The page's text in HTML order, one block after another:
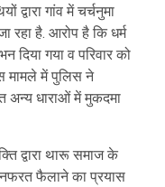
गांव में चर्चनुमा
रहा है. आरोप है कि धर्म
दिया गया व परिवार को
मामले में पुलिस ने
अन्य धाराओं में मुकदमा
द्वारा थारू समाज के
नफरत फैलाने का प्रयास